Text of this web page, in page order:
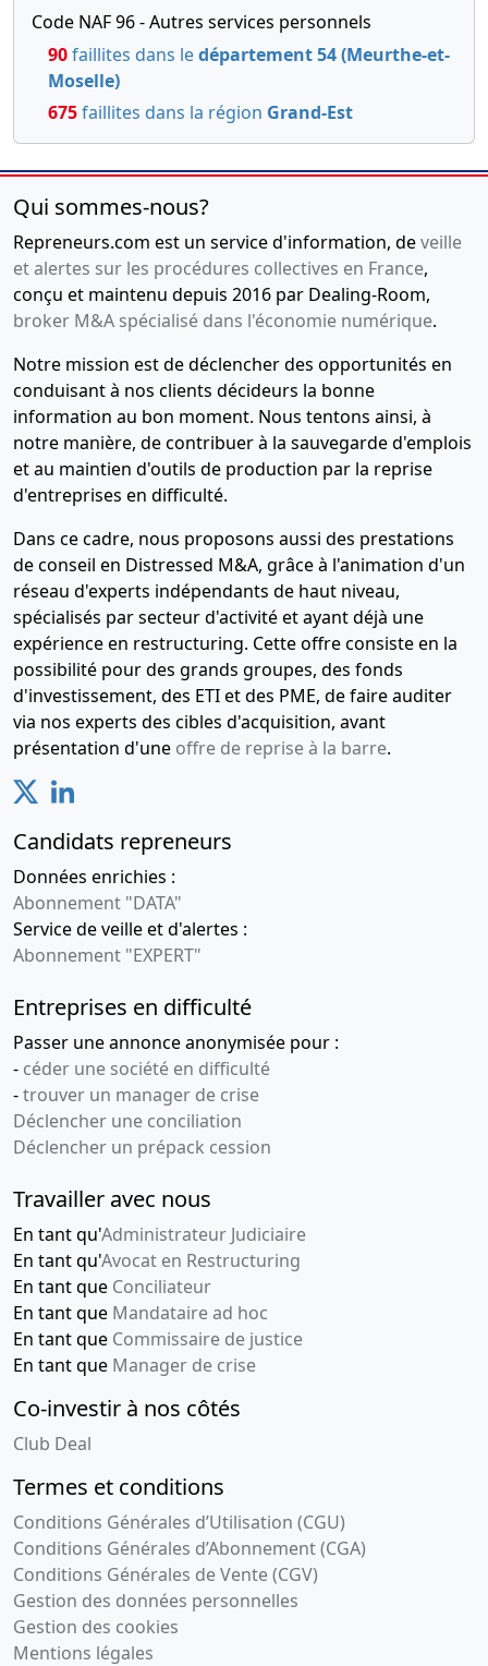
Code NAF 96 - Autres services personnels
90faillites dans ledépartement 54 (Meurthe-et-
Moselle)
675faillites dans la région Grand-Est
Qui sommes-nous?
Repreneurs.com est un service d'information, deveille
et alertes sur les procédures collectives en France,
conçu et maintenu depuis 2016 par Dealing-Room,
broker M&A spécialisé dans l'économie numérique.
Notre mission est de déclencher des opportunités en
conduisant à nos clients décideurs la bonne
information au bon moment. Nous tentons ainsi, à
notre manière, de contribuer à la sauvegarde d'emplois
et au maintien d'outils de production par la reprise
d'entreprises en difficulté.
Dans ce cadre, nous proposons aussi des prestations
de conseil en Distressed M&A, grâce à l'animation d'un
réseau d'experts indépendants de haut niveau,
spécialisés par secteur d'activité et ayant déjà une
expérience en restructuring. Cette offre consiste en la
possibilité pour des grands groupes, des fonds
d'investissement, des ETI et des PME, de faire auditer
via nos experts des cibles d'acquisition, avant
présentation d'une offre de reprise à la barre.
Candidats repreneurs
Données enrichies :
Abonnement "DATA"
Service de veille et d'alertes :
Abonnement "EXPERT"
Entreprises en difficulté
Passer une annonce anonymisée pour :
- céder une société en difficulté
-trouver un manager de crise
Déclencher une conciliation
Déclencher un prépack cession
Travailler avec nous
En tant qu'Administrateur Judiciaire
En tant qu'Avocat en Restructuring
En tant que Conciliateur
En tant que Mandataire ad hoc
En tant que Commissaire de justice
En tant que Manager de crise
Co-investir à nos côtés
Club Deal
Termes et conditions
Conditions Générales d’Utilisation (CGU)
Conditions Générales d’Abonnement (CGA)
Conditions Générales de Vente (CGV)
Gestion des données personnelles
Gestion des cookies
Mentions légales